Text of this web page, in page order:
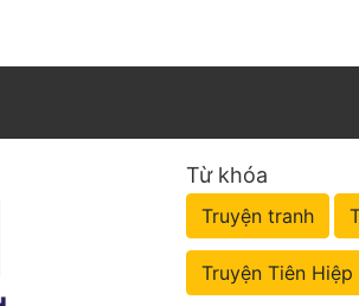
Từ khóa
Truyện tranh
Truyện Tiên Hiệp